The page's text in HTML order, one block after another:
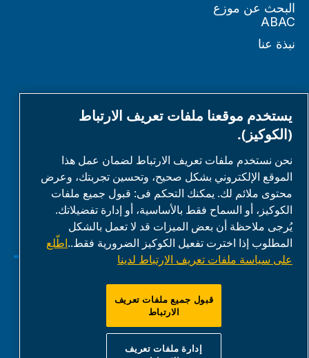
البحث عن موزع
ABAC
نبذة عنا
الشركاء
منطقة شريك العمل
E-Connect 2,0
بوابة الأعمال
معرض وسائط
ABAC
إدارة ملفات تعريف الارتباط
إشعار الخصوصية
يستخدم موقعنا ملفات تعريف الارتباط
(الكوكيز).
نحن نستخدم ملفات تعريف الارتباط لضمان عمل هذا
الموقع الإلكتروني بشكل صحيح، وتحسين تجربتك، وعرض
محتوى ملائم لك. يمكنك التحكم فى: قبول جميع ملفات
الكوكيز، أو السماح فقط بالأساسية، أو إدارة تفضيلاتك.
يُرجى ملاحظة أن بعض الميزات قد لا تعمل بالشكل
المطلوب إذا اخترت تفعيل الكوكيز الضرورية فقط..اطّلع
على سياسة ملفات تعريف الارتباط لدينا
قبول جميع ملفات تعريف
الارتباط
إدارة ملفات تعريف